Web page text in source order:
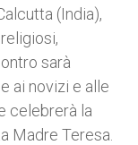
(India),
sarà
ai novizi e alle
celebrerà la
Madre Teresa.